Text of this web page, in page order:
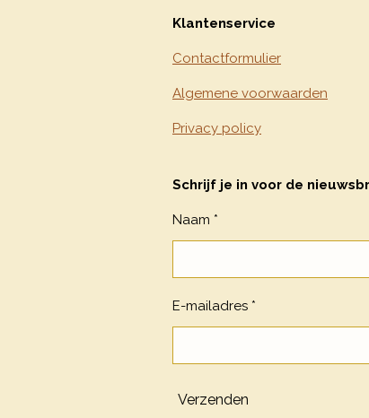
Klantenservice
Contactformulier
Algemene voorwaarden
Privacy policy
Schrijf je in voor de
Naam *
E-mailadres *
Verzenden